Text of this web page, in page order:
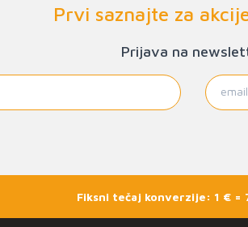
Prvi saznajte za
Prijava na
Fiksni tečaj konverzije: 1 € =